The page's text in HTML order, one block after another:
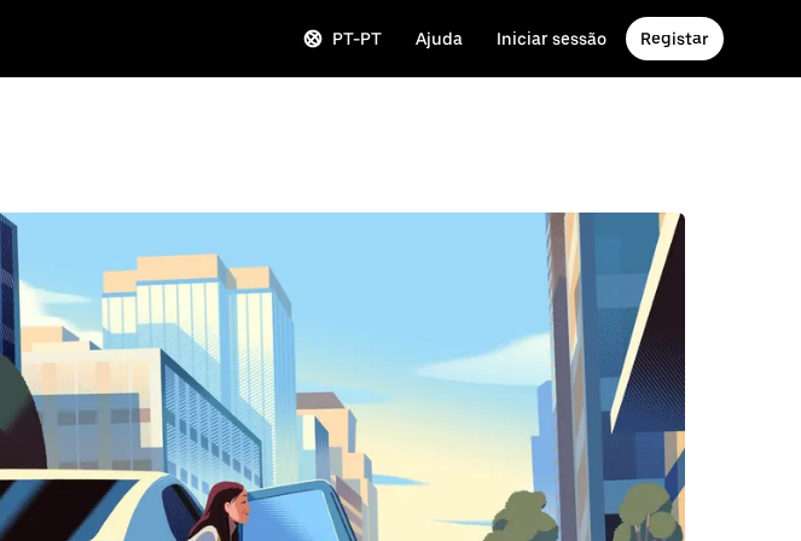
PT-PT Ajuda Iniciar sessão Registar